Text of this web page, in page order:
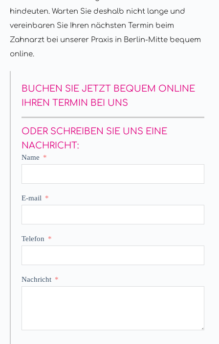
hindeuten. Warten Sie deshalb nicht lange und
vereinbaren Sie Ihren nächsten Termin beim
Zahnarzt bei unserer Praxis in Berlin-Mitte bequem
online.
BUCHEN SIE JETZT BEQUEM ONLINE
IHREN TERMIN BEI UNS
ODER SCHREIBEN SIE UNS EINE
NACHRICHT:
Name
E-mail
Telefon
Nachricht